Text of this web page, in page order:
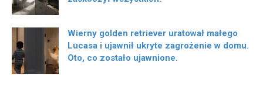
Wierny golden retriever uratował małego
Lucasa i ujawnił ukryte zagrożenie w domu.
Oto, co zostało ujawnione.